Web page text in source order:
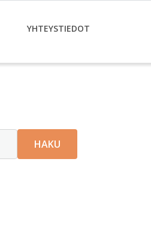
YHTEYSTIEDOT
HAKU